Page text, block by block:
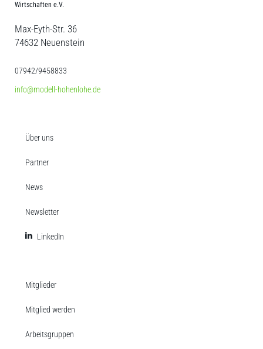
Wirtschaften e.V.
Max-Eyth-Str. 36
74632 Neuenstein
07942/9458833
info@modell-hohenlohe.de
Über uns
Partner
News
Newsletter
LinkedIn
Mitglieder
Mitglied werden
Arbeitsgruppen